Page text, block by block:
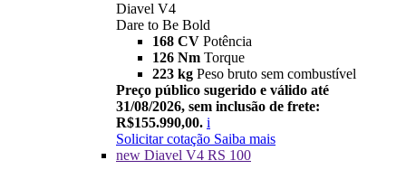
Diavel V4
Dare to Be Bold
168 CV Potência
126 Nm Torque
223 kg Peso bruto sem combustível
Preço público sugerido e válido até
31/08/2026, sem inclusão de frete:
R$155.990,00. i
Solicitar cotação Saiba mais
new Diavel V4 RS 100